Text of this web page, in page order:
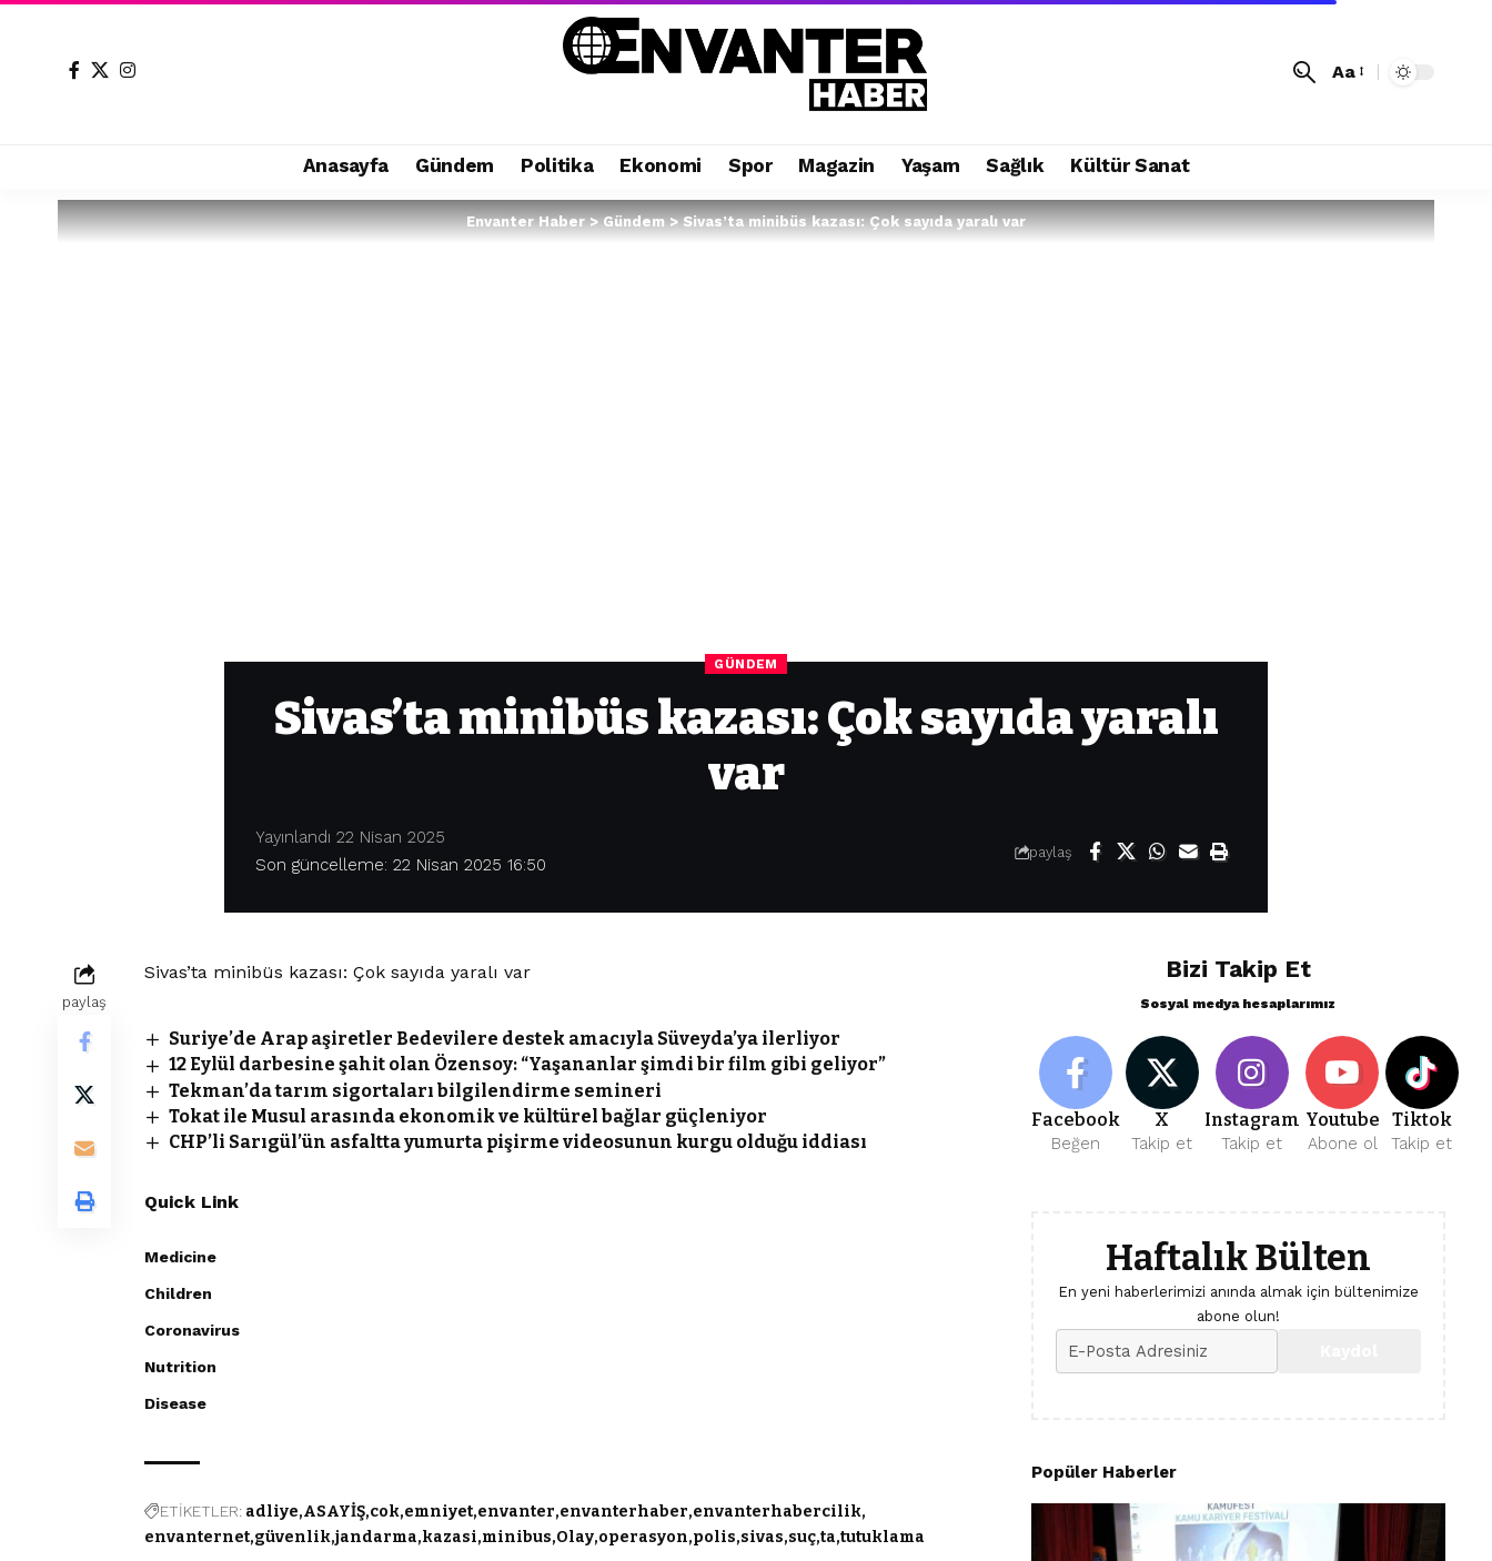
Aa
Anasayfa Gündem Politika Ekonomi Spor Magazin Yaşam Sağlık Kültür Sanat
Envanter Haber>Gündem>Sivas’ta minibüs kazası: Çok sayıda yaralı var
GÜNDEM
Sivas’ta minibüs kazası: Çok sayıda yaralı
var
Son güncelleme: 22 Nisan 2025 16:50
Yayınlandı 22 Nisan 2025
paylaş
paylaş
Sivas’ta minibüs kazası: Çok sayıda yaralı var
Suriye’de Arap aşiretler Bedevilere destek amacıyla Süveyda’ya ilerliyor
12 Eylül darbesine şahit olan Özensoy: “Yaşananlar şimdi bir film gibi geliyor”
Tekman’da tarım sigortaları bilgilendirme semineri
Tokat ile Musul arasında ekonomik ve kültürel bağlar güçleniyor
CHP’li Sarıgül’ün asfaltta yumurta pişirme videosunun kurgu olduğu iddiası
Quick Link
Medicine
Children
Coronavirus
Nutrition
Disease
ETİKETLER: adliye ASAYİŞ cok emniyet envanter envanterhaber envanterhabercilik
envanternet güvenlik jandarma kazasi minibus Olay operasyon polis sivas suç ta tutuklama
Bizi Takip Et
Sosyal medya hesaplarımız
Facebook
Beğen
X
Takip et
Instagram
Takip et
Youtube
Abone ol
Tiktok
Takip et
Haftalık Bülten
En yeni haberlerimizi anında almak için bültenimize
abone olun!
Popüler Haberler